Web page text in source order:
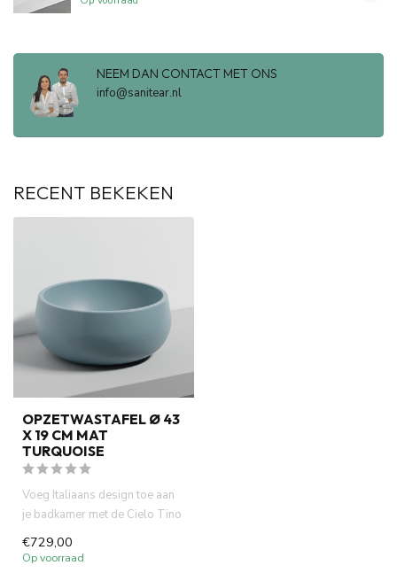
NEEM DAN CONTACT MET ONS
info@sanitear.nl
RECENT BEKEKEN
OPZETWASTAFEL Ø 43
X 19 CM MAT
TURQUOISE
Voeg Italiaans design toe aan
je badkamer met de Cielo Tino
opzetwastafel. Ronde...
€729,00
Op voorraad